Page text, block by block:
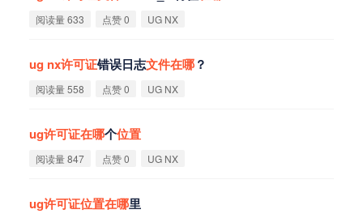
阅读量 633 点赞 0 UG NX
ug nx许可证错误日志文件在哪？
阅读量 558 点赞 0 UG NX
ug许可证在哪个位置
阅读量 847 点赞 0 UG NX
ug许可证位置在哪里